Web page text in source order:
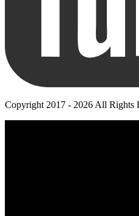
Copyright 2017 - 2026 All Rights